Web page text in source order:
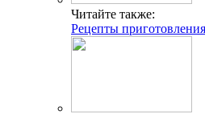
Читайте также:
Рецепты